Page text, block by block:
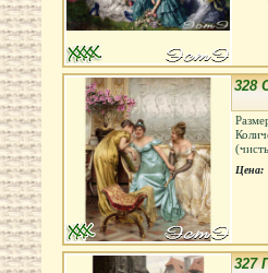
328
Цена:
327